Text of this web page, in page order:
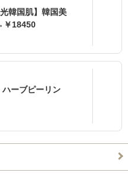
韓国肌】韓国美
￥18450
ハーブピーリン